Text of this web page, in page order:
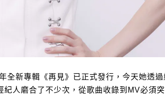
全新專輯《再見》已正式發行，今天她透
紀人磨合了不少次，從歌曲收錄到 MV必須